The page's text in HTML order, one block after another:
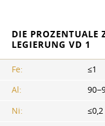
DIE PROZENTUALE
LEGIERUNG VD 1
Fe:
≤1
Al:
Ni:
≤0,2